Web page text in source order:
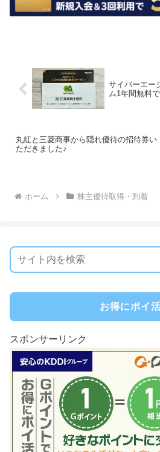
サイバーエー
ム1年間無料
丸紅と三菱商事から隠れ優待の招待券い
ただきました♪
ホーム 株主優待取得・到着
お得にポイ活
スポンサーリンク